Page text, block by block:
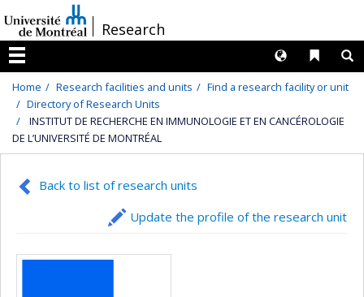
au
contenu
/Research
Menu
Liens
Langues
Home Research facilities and units
Find a research facility or unit
Directory of Research Units
INSTITUT DE RECHERCHE EN IMMUNOLOGIE ET EN CANCÉROLOGIE
DE L’UNIVERSITÉ DE MONTRÉAL
Back to list of research units
Update the profile of the research unit